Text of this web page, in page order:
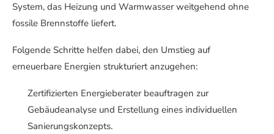
System, das Heizung und Warmwasser weitgehend ohne
fossile Brennstoffe liefert.
Folgende Schritte helfen dabei, den Umstieg auf
erneuerbare Energien strukturiert anzugehen:
Zertifizierten Energieberater beauftragen zur
Gebäudeanalyse und Erstellung eines individuellen
Sanierungskonzepts.